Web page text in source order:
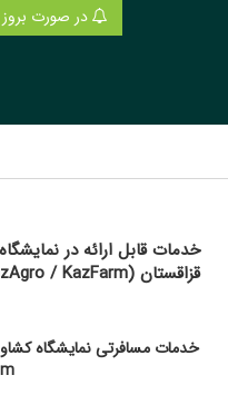
در صورت
خدمات قابل ارائه در
قزاقستان (KazAgro / KazFarm)